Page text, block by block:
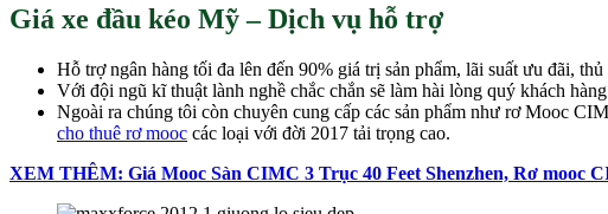
Giá xe đầu kéo Mỹ – Dịch vụ hỗ trợ
Hỗ trợ ngân hàng tối đa lên đến 90% giá trị sản phẩm, lãi suất ưu đãi, thủ
Với đội ngũ kĩ thuật lành nghề chắc chắn sẽ làm hài lòng quý khách
Ngoài ra chúng tôi còn chuyên cung cấp các sản phẩm như rơ Mooc
cho thuê rơ mooc các loại với đời 2017 tải trọng cao.
XEM THÊM: Giá Mooc Sàn CIMC 3 Trục 40 Feet Shenzhen, Rơ mooc